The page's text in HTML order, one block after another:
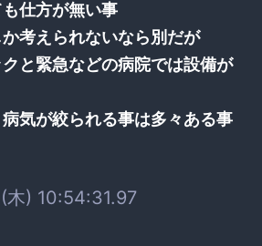
仕方が無い事
考えられないなら別だが
と緊急などの病院では設備が
気が絞られる事は多々ある事
) 10:54:31.97